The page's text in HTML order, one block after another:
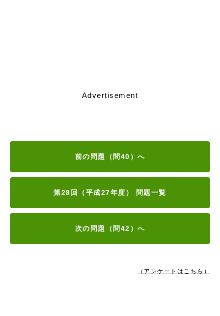
Advertisement
前の問題（問40）へ
第28回（平成27年度） 問題一覧
次の問題（問42）へ
（アンケートはこちら）